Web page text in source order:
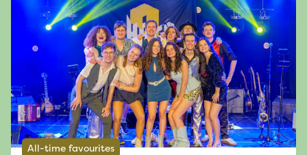
All-time favourites